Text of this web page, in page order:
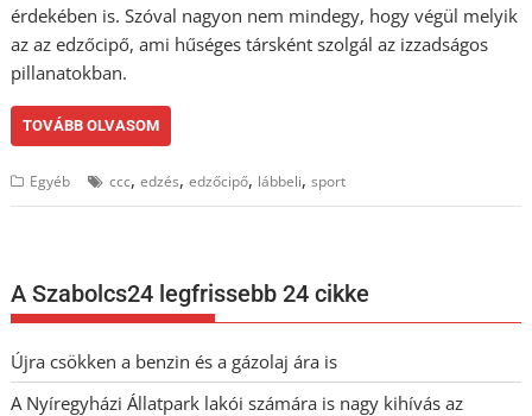
érdekében is. Szóval nagyon nem mindegy, hogy végül melyik
az az edzőcipő, ami hűséges társként szolgál az izzadságos
pillanatokban.
TOVÁBB OLVASOM
Egyéb ccc,edzés,edzőcipő, lábbeli,sport
A Szabolcs24 legfrissebb 24 cikke
Újra csökken a benzin és a gázolaj ára is
A Nyíregyházi Állatpark lakói számára is nagy kihívás az